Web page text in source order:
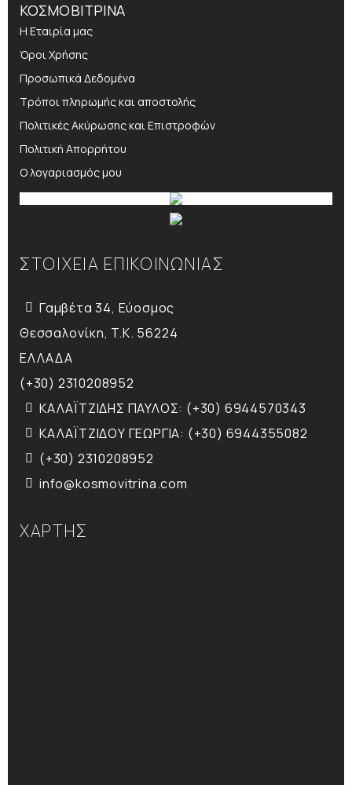
ΚΟΣΜΟΒΙΤΡΙΝΑ
Η Εταιρία μας
Όροι Χρήσης
Προσωπικά Δεδομένα
Τρόποι πληρωμής και αποστολής
Πολιτικές Ακύρωσης και Επιστροφών
Πολιτική Απορρήτου
Ο λογαριασμός μου
ΣΤΟΙΧΕΙΑ ΕΠΙΚΟΙΝΩΝΙΑΣ
Γαμβέτα 34, Εύοσμος
Θεσσαλονίκη, T.K. 56224
ΕΛΛΑΔΑ
(+30) 2310208952
ΚΑΛΑΪΤΖΙΔΗΣ ΠΑΥΛΟΣ: (+30) 6944570343
ΚΑΛΑΪΤΖΙΔΟΥ ΓΕΩΡΓΙΑ: (+30) 6944355082
(+30) 2310208952
info@kosmovitrina.com
ΧΑΡΤΗΣ